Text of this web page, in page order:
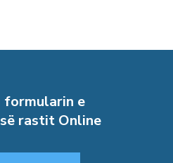
formularin e
rastit Online